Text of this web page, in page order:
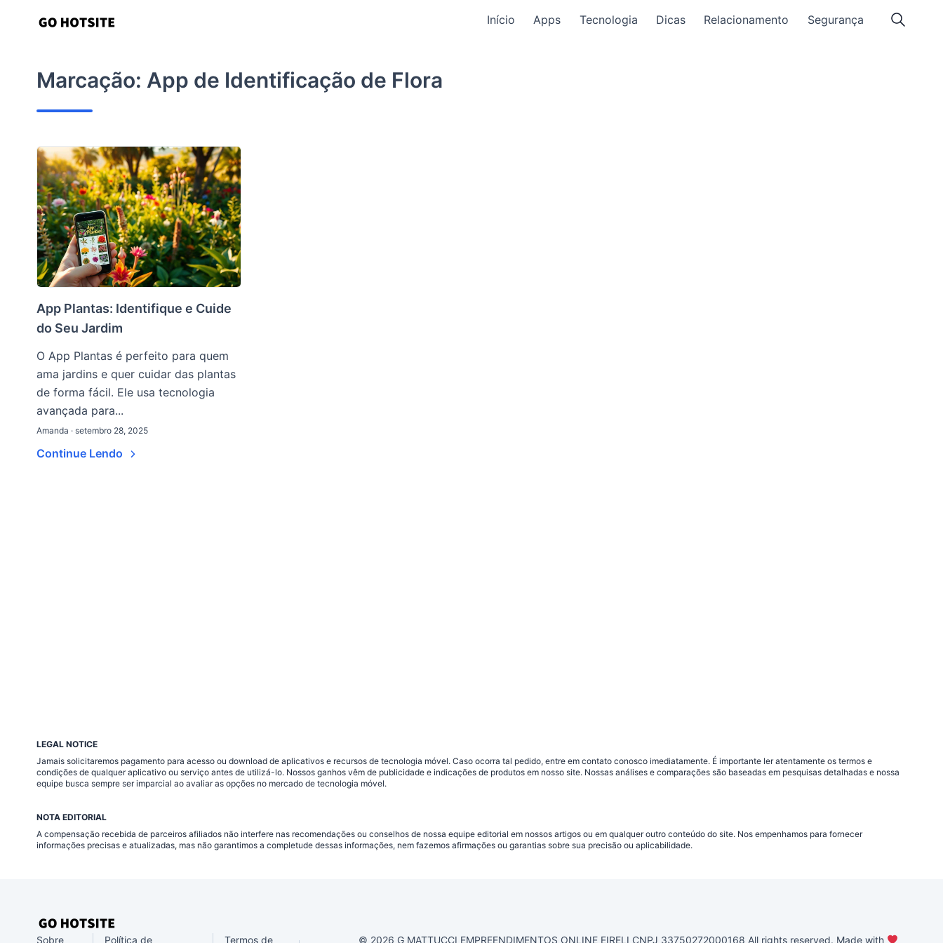
conteúdo
Início Apps Tecnologia Dicas Relacionamento Segurança
Marcação: App de Identificação de Flora
App Plantas: Identifique e Cuide
do Seu Jardim
O App Plantas é perfeito para quem
ama jardins e quer cuidar das plantas
de forma fácil. Ele usa tecnologia
avançada para...
Amanda · setembro 28, 2025
Continue Lendo
LEGAL NOTICE
Jamais solicitaremos pagamento para acesso ou download de aplicativos e recursos de tecnologia móvel. Caso ocorra tal pedido, entre em contato conosco imediatamente. É importante ler atentamente os termos e
condições de qualquer aplicativo ou serviço antes de utilizá-lo. Nossos ganhos vêm de publicidade e indicações de produtos em nosso site. Nossas análises e comparações são baseadas em pesquisas detalhadas e nossa
equipe busca sempre ser imparcial ao avaliar as opções no mercado de tecnologia móvel.
NOTA EDITORIAL
A compensação recebida de parceiros afiliados não interfere nas recomendações ou conselhos de nossa equipe editorial em nossos artigos ou em qualquer outro conteúdo do site. Nos empenhamos para fornecer
informações precisas e atualizadas, mas não garantimos a completude dessas informações, nem fazemos afirmações ou garantias sobre sua precisão ou aplicabilidade.
Sobre Política de Termos de © 2026 G MATTUCCI EMPREENDIMENTOS ONLINE EIRELI CNPJ 33750272000168 All rights reserved. Made with